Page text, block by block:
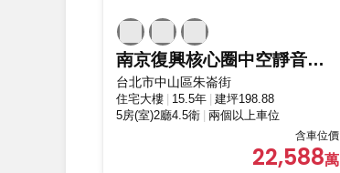
南京復興核心圈中空靜音樓板與SRC鋼骨高規格
台北市中山區朱崙街
住宅大樓 15.5年 建坪198.88
5房(室)2廳4.5衛 兩個以上車位
含車位價
22,588